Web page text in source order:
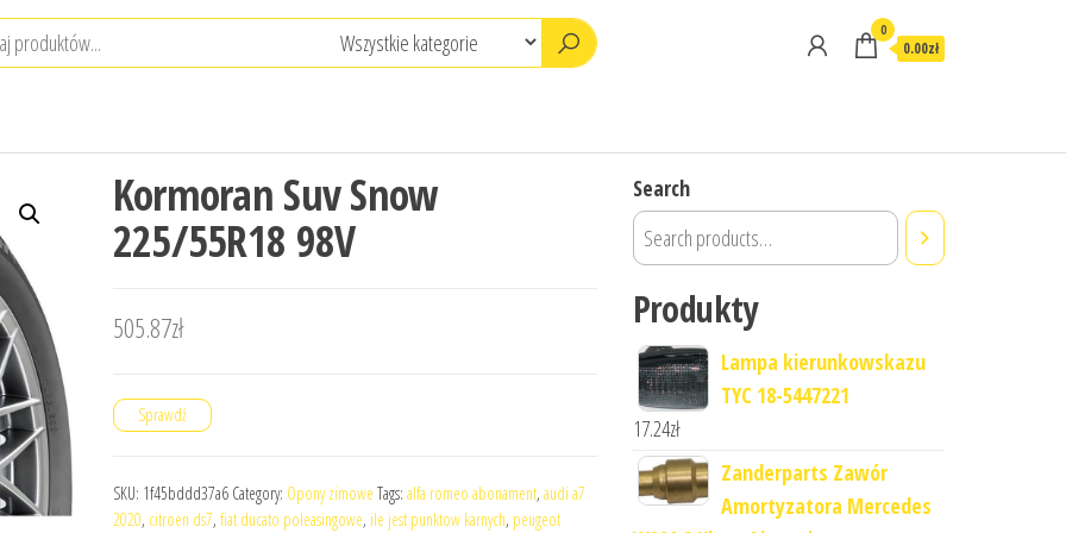
0
0.00zł
Kormoran Suv Snow
225/55R18 98V
505.87zł
Sprawdź
SKU: 1f45bddd37a6 Category: Opony zimowe Tags: alfa romeo abonament, audi a7
2020, citroen ds7, fiat ducato poleasingowe, ile jest punktow karnych, peugeot
Search
Produkty
Lampa kierunkowskazu
TYC 18-5447221
17.24zł
Zanderparts Zawór
Amortyzatora Mercedes